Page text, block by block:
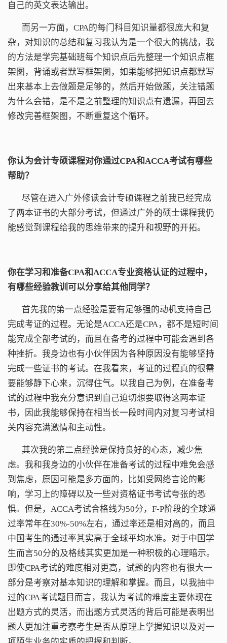
自己的英文表达输出。
而另一方面，CPA的每门科目知识量都很庞大和复
杂，对知识的总结和复习我认为是一个很大的挑战，我
的方法是学完基础班每个知识点后先整理一个知识点框
架图，背诵或者默写框架图，如果能够把知识点都默写
出来基本上去做题是足够的，然后开始做题，关注错题
为什么会错，是不是之前整理的知识点有遗漏，再回去
修改完善框架图，不断重复这个循环。
你认为会计专硕课程对你通过CPA和ACCA考试有哪些
帮助？
尽管在进入广外修读会计专硕课程之前我已经完成
了两本证书的大部分考试，但通过广外的硕士课程我仍
能感觉到课程给我的思维带来的提升和视野的开拓。
你在学习和准备CPA和ACCA专业资格认证的过程中，
有哪些经验教训可以分享给其他同学？
首先我的第一点经验是要有足够强的动机支持自己
完成考证的过程。无论是ACCA还是CPA，都不是短时间
能完成全部考试的，而且在备考的过程中可能会遇到各
种挫折。我身边也有小伙伴因为各种原因没有能够坚持
完成一些证书的考试。在我看来，考证的过程真的很需
要能够静下心来，沉得住气。以我自己为例，在准备考
试的过程中我充分意识到自己迫切想要取得这两本证
书，因此我能够保持在相当长一段时间内对复习考试相
关内容充满激情和主动性。
其次我的第二点经验是保持良好的心态，减少焦
虑。我和我身边的小伙伴在准备考试的过程中难免会感
到焦虑，原因可能是多方面的，比如受网络言论的影
响，学习上的障碍以及一些对资格证书考试夸张的恐
惧。但是，ACCA考试合格线为50分，F-P阶段的全球通
过率常年在30%-50%左右，通过率还是相对高的，而且
中国考生的通过率其实高于全球平均水准。对于中国学
生而言50分的及格线其实更加是一种积极的心理暗示。
即使CPA考试的难度相对更高，试题的内容也有很大一
部分是考察对基本知识的理解和掌握。而且，以我抽中
过的CPA考试题目而言，我认为考试的难度主要体现在
出题方式的灵活，而出题方式灵活的背后可能是表明出
题人更加注重考察考生是否从原理上掌握知识以及对一